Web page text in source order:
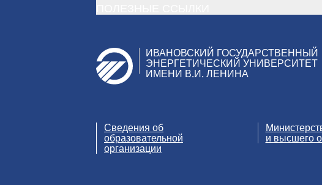
ИВАНОВСКИЙ ГОСУДАРСТВЕННЫЙ
ЭНЕРГЕТИЧЕСКИЙ УНИВЕРСИТЕТ
ИМЕНИ В.И. ЛЕНИНА
Сведения об
образовательной
организации
и высшего